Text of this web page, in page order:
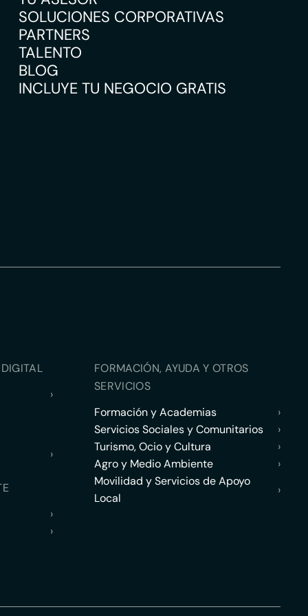
SOLUCIONES CORPORATIVAS
PARTNERS
TALENTO
BLOG
INCLUYE TU NEGOCIO GRATIS
›
›
›
›
FORMACIÓN, AYUDA Y OTROS
SERVICIOS
Formación y Academias
›
Servicios Sociales y Comunitarios
›
Turismo, Ocio y Cultura
›
Agro y Medio Ambiente
›
Movilidad y Servicios de Apoyo
Local
›